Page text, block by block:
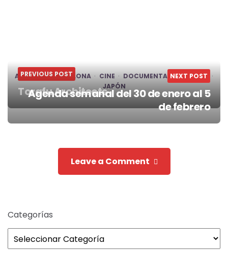
AGENDA BARCELONA CINE DOCUMENTAL
FESTIVAL
JAPÓN
Post
navigation
PREVIOUS POST
Torafu Architects
NEXT POST
Agenda semanal del 30 de enero al 5
de febrero
Leave a Comment
Categorías